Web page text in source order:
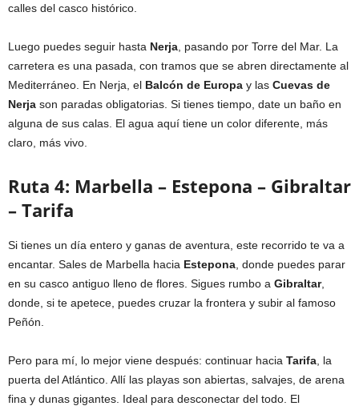
calles del casco histórico.
Luego puedes seguir hasta Nerja , pasando por Torre del Mar. La
carretera es una pasada, con tramos que se abren directamente al
Mediterráneo. En Nerja, el Balcón de Europa y las Cuevas de
Nerja son paradas obligatorias. Si tienes tiempo, date un baño en
alguna de sus calas. El agua aquí tiene un color diferente, más
claro, más vivo.
Ruta 4: Marbella – Estepona – Gibraltar
– Tarifa
Si tienes un día entero y ganas de aventura, este recorrido te va a
encantar. Sales de Marbella hacia Estepona , donde puedes parar
en su casco antiguo lleno de flores. Sigues rumbo a Gibraltar,
donde, si te apetece, puedes cruzar la frontera y subir al famoso
Peñón.
Pero para mí, lo mejor viene después: continuar hacia Tarifa , la
puerta del Atlántico. Allí las playas son abiertas, salvajes, de arena
fina y dunas gigantes. Ideal para desconectar del todo. El